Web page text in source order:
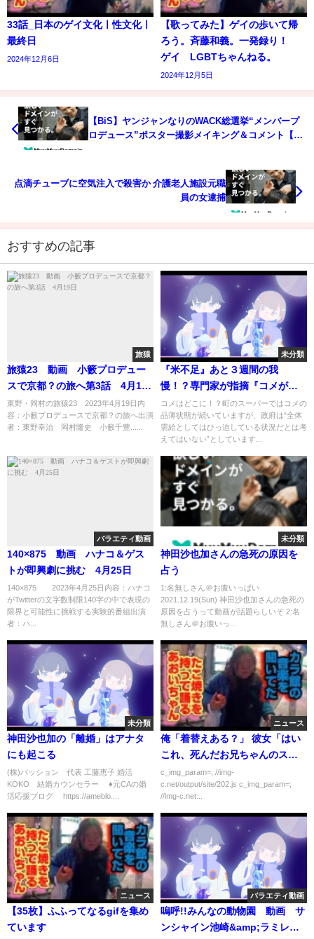
33話_日本のゲイ文化ㅣ性文化ㅣ
最終日
2024年12月6日
【歌ってみた】ゲイの歩いて帰
ろう。斉藤和義。一発録り！
ゲイ LGBTちゃんねる。
2024年12月5日
【BiS】ヤンジャンなりのWACK総選挙“メンバープ
ロデュース”ポスター撮影メイキング＆コメント【柏
点滴チューブに空気注入で殺害か 介護老人施設元職
員の女逮捕
おすすめの記事
旅猿
旅猿23 動画 小籔プロデュー
スで京都？の旅へ第3話 4月19
日
東野・岡村の旅猿23 2023年4月19日内
容：小籔プロデュースで京都？の旅へ出演
者：東野幸治 岡村隆史 小籔千豊......
未分類
『米不足』あと３週間の我
慢！？専門家が指摘『コメがな
い』３つのワケ（2024年8月19
日）
コメはどこに！？町のスーパーではコメの
品薄状態が続いていますが、政府は“全体
需給としてはひっ迫している状況だとは考
えてはいない”としています...
バラエティ動画
140×875 動画 ハナコ＆ゲス
トが即興劇に挑む 4月25日
140×875 2023年4月25日内容：ハナコ
がTwitterの文字数制限140字の中で表現の
限界と可能性に挑戦する実験的番組出演
者：ハ...
未分類
神田沙也加さんの急死の原因を
占う
1:名無しさん＠お腹いっぱい
2021.12.19(Sun) 神田沙也加さんの急死の
原因を占うって動画が話題らしいぞ 2:名
無しさん＠お腹いっ...
未分類
神田沙也加の「離婚」はアナタ
にも起こる
(株)パッション 代表 工藤恵子 婚活
KOKO 結婚カウンセラー ♦元CAの婚
活応援ブログ https://ameblo....
ニュース
俺「着替えある？」 彼女「はい
これ、死んだお兄ちゃんのスウ
ェット」
c_img_param=; //img-
c.net/output/site/202.js c_img_param=;
//img-c.net...
ニュース
【35枚】ふふってなるgifを集め
ています
バラエティ動画
嗚呼!!みんなの動物園 動画 サ
ンシャイン池崎&amp;ラミレス